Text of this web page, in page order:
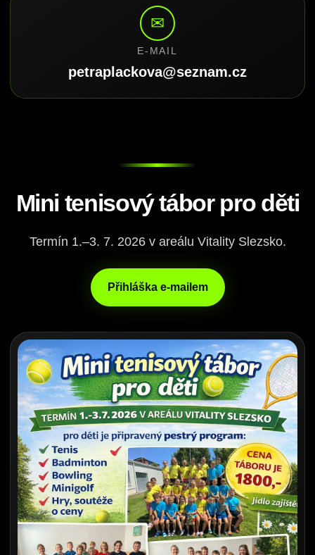
✉
E-MAIL
petraplackova@seznam.cz
Mini tenisový tábor pro děti
Termín 1.–3. 7. 2026 v areálu Vitality Slezsko.
Přihláška e-mailem